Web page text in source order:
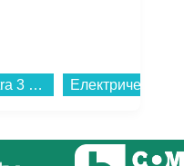
Смарт часовник Apple Watch Ultra 3 49mm Natural/Milanese L mf0e4 , 1.98...